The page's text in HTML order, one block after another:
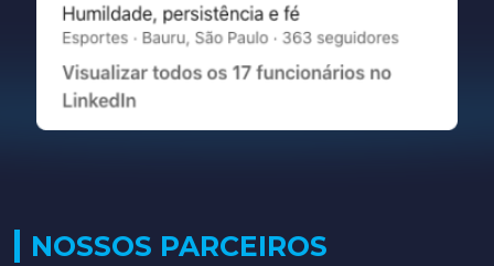
NOSSOS PARCEIROS